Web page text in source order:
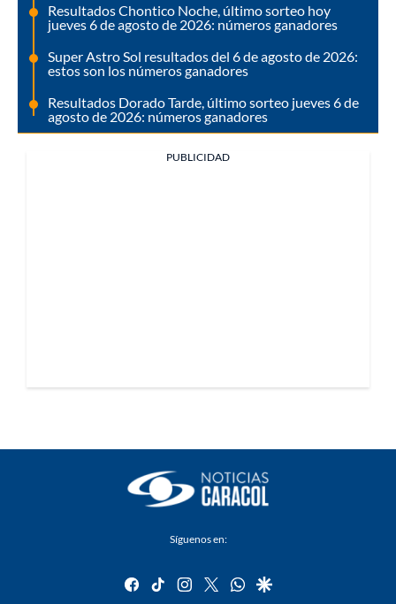
Resultados Chontico Noche, último sorteo hoy
jueves 6 de agosto de 2026: números ganadores
Super Astro Sol resultados del 6 de agosto de 2026:
estos son los números ganadores
Resultados Dorado Tarde, último sorteo jueves 6 de
agosto de 2026: números ganadores
PUBLICIDAD
Síguenos en:
facebook
tiktok instagram
twitterwhatsapp
google